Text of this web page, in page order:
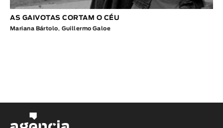
AS GAIVOTAS CORTAM O CÉU
Mariana Bártolo, Guillermo Galoe